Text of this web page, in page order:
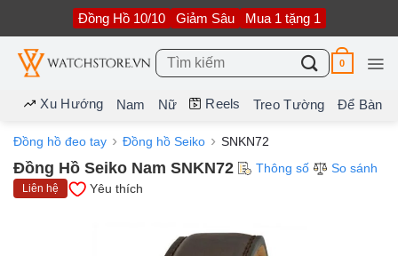
nội
dung
Đồng Hồ 10/10 Giảm Sâu Mua 1 tặng 1
Tìm
kiếm:
0
Xu Hướng Nam Nữ Reels Treo Tường Để Bàn
Đồng hồ đeo tay Đồng hồ Seiko SNKN72
Đồng Hồ Seiko Nam SNKN72 Thông số So sánh
Liên hệ Yêu thích